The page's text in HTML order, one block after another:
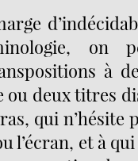
on
à
deux titres
qui n’hésite
l’écran, et à